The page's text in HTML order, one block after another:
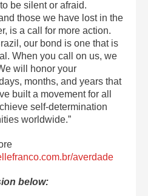
be silent or afraid.
those we have lost in the
is a call for more action.
our bond is one that is
When you call on us, we
will honor your
months, and years that
built a movement for all
self-determination
worldwide.”
averdade
below: